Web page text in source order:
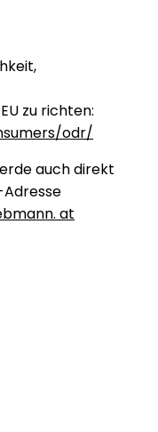
zu richten:
odr/
auch direkt
at